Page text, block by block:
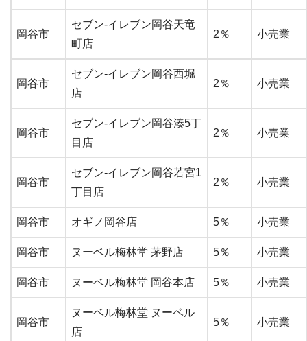
岡谷市
セブン-イレブン岡谷天竜
町店
2％ 小売業
岡谷市
セブン-イレブン岡谷西堀
店
2％ 小売業
岡谷市
セブン-イレブン岡谷湊5丁
目店
2％ 小売業
岡谷市
セブン-イレブン岡谷若宮1
丁目店
2％ 小売業
岡谷市 オギノ岡谷店 5％ 小売業
岡谷市 ヌーベル梅林堂 茅野店 5％ 小売業
岡谷市 ヌーベル梅林堂 岡谷本店 5％ 小売業
岡谷市
ヌーベル梅林堂 ヌーベル
店
5％ 小売業